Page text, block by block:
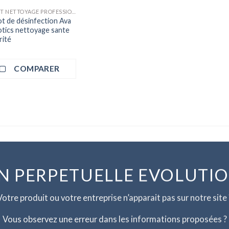
de désinfection Ava
nettoyage sante
COMPARER
PERPETUELLE
produit ou votre entreprise n’apparait pas sur notre site
Vous observez une erreur dans les informations proposées ?